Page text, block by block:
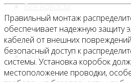
Все новости
Видео
Правильный монтаж
обеспечивает надежную защиту
кабелей от внешних
безопасный доступ к
системы. Установка коробок
местоположение проводки,